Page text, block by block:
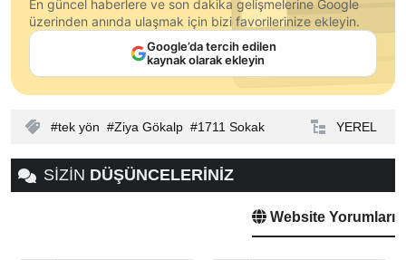
En güncel haberlere ve son dakika gelişmelerine Google
üzerinden anında ulaşmak için bizi favorilerinize ekleyin.
Google’da tercih edilen
kaynak olarak ekleyin
tek yön Ziya Gökalp 1711 Sokak YEREL
SİZİN DÜŞÜNCELERİNİZ
Website Yorumları